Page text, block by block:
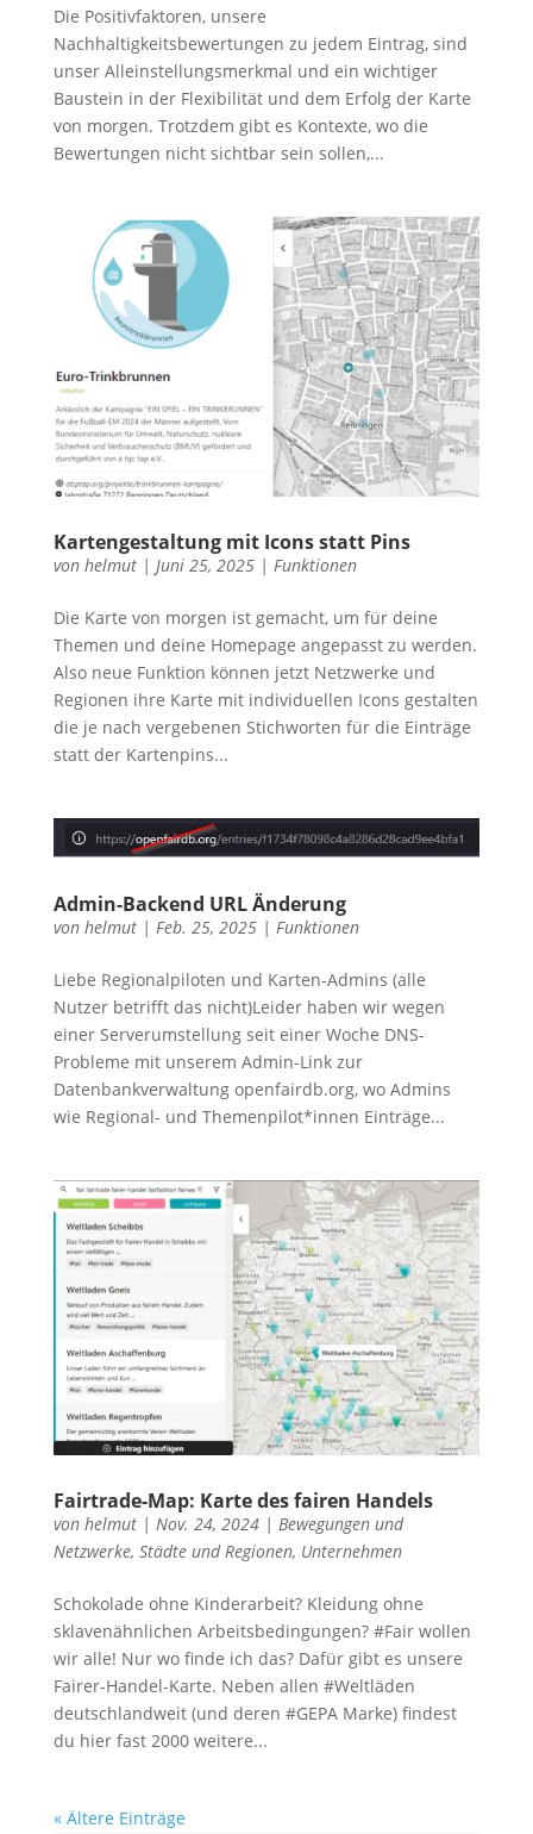
Die Positivfaktoren, unsere
Nachhaltigkeitsbewertungen zu jedem Eintrag, sind
unser Alleinstellungsmerkmal und ein wichtiger
Baustein in der Flexibilität und dem Erfolg der Karte
von morgen. Trotzdem gibt es Kontexte, wo die
Bewertungen nicht sichtbar sein sollen,...
Kartengestaltung mit Icons statt Pins
von helmut| Juni 25, 2025| Funktionen
Die Karte von morgen ist gemacht, um für deine
Themen und deine Homepage angepasst zu werden.
Also neue Funktion können jetzt Netzwerke und
Regionen ihre Karte mit individuellen Icons gestalten
die je nach vergebenen Stichworten für die Einträge
statt der Kartenpins...
Admin-Backend URL Änderung
von helmut| Feb. 25, 2025| Funktionen
Liebe Regionalpiloten und Karten-Admins (alle
Nutzer betrifft das nicht)Leider haben wir wegen
einer Serverumstellung seit einer Woche DNS-
Probleme mit unserem Admin-Link zur
Datenbankverwaltung openfairdb.org, wo Admins
wie Regional- und Themenpilot*innen Einträge...
Fairtrade-Map: Karte des fairen Handels
von helmut| Nov. 24, 2024| Bewegungen und
Netzwerke, Städte und Regionen, Unternehmen
Schokolade ohne Kinderarbeit? Kleidung ohne
sklavenähnlichen Arbeitsbedingungen? #Fair wollen
wir alle! Nur wo finde ich das? Dafür gibt es unsere
Fairer-Handel-Karte. Neben allen #Weltläden
deutschlandweit (und deren #GEPA Marke) findest
du hier fast 2000 weitere...
« Ältere Einträge